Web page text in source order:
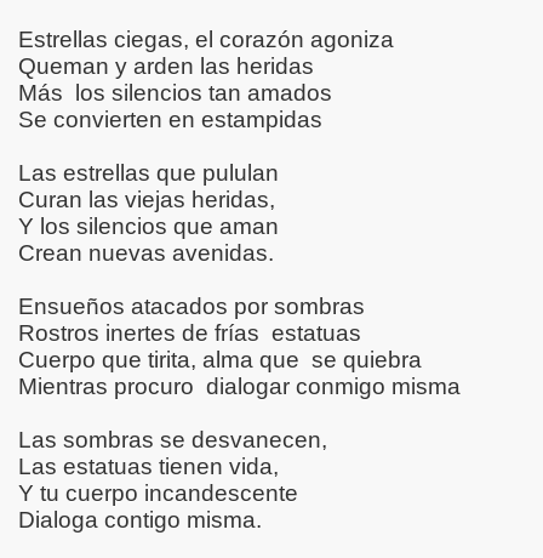
Estrellas ciegas, el corazón agoniza
Queman y arden las heridas
Más
los silencios tan amados
Se convierten en estampidas
Las estrellas que pululan
Curan las viejas heridas,
Y los silencios que aman
Crean nuevas avenidas.
Ensueños atacados por sombras
Rostros inertes de frías estatuas
Cuerpo que tirita, alma que se quiebra
Mientras procuro dialogar conmigo misma
Las sombras se desvanecen,
Las estatuas tienen vida,
Y tu cuerpo incandescente
Dialoga contigo misma.
(María Ofelia Reimundo –Jem Wong)
WONG – EVANGELINA DEL ROSARIO VALDEZ)
– JEM WONG)
Quema
Y EURIDICE)